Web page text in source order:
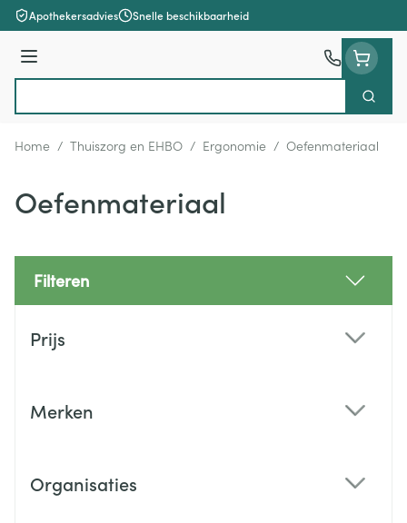
Ga naar de inhoud
Apothekersadvies Snelle beschikbaarheid
Menu
Zoek
Home / Thuiszorg en EHBO / Ergonomie / Oefenmateriaal
Oefenmateriaal
Filteren
Prijs
Merken
Organisaties